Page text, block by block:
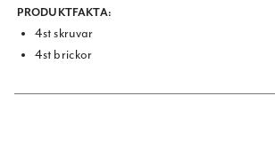
PRODUKTFAKTA:
4st skruvar
4st brickor